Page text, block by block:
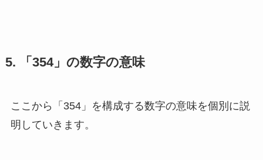
5. 「354」の数字の意味
ここから「354」を構成する数字の意味を個別に説
明していきます。